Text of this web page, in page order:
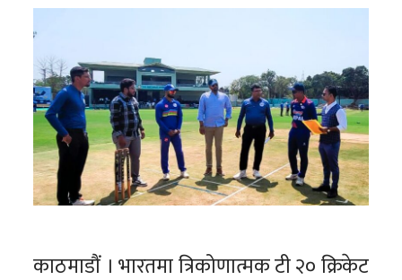
काठमाडौं । भारतमा त्रिकोणात्मक टी २० क्रिकेट